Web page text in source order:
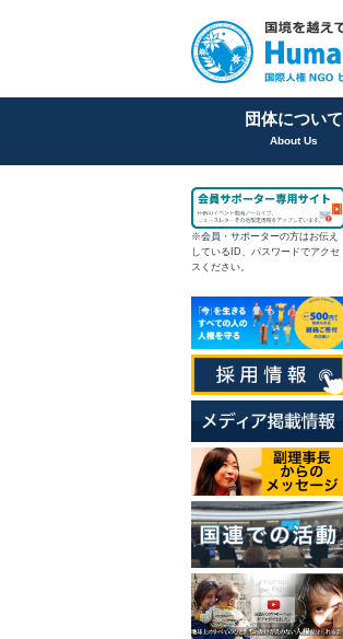
団体について
About Us
※会員 ・ サポーターの方はお伝え
しているID、パスワードでアクセ
スください。